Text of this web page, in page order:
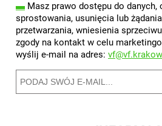
▬ Masz prawo dostępu do
sprostowania, usunięcia lub
przetwarzania, wniesienia
zgody na kontakt w celu
wyślij e-mail na adres: